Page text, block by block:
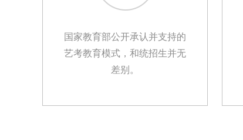
国家教育部公开承认并支持的
艺考教育模式，和统招生并无
差别。